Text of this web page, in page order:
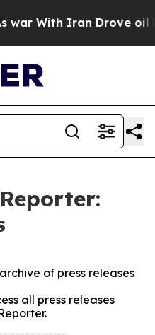
With Iran Drove oil
of press releases
all press releases